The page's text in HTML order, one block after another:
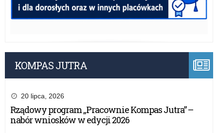
KOMPAS JUTRA
20 lipca, 2026
Rządowy program „Pracownie Kompas Jutra” –
nabór wniosków w edycji 2026